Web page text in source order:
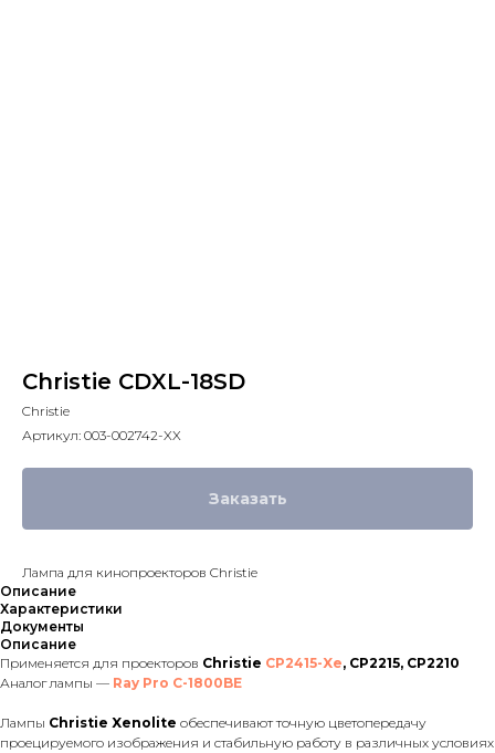
Christie CDXL-18SD
Christie
Артикул: 003-002742-XX
Заказать
Лампа для кинопроекторов Christie
Описание
Характеристики
Документы
Описание
Применяется для проекторов Christie CP2415-Xe, CP2215, CP2210
Аналог лампы — Ray Pro C-1800BE
Лампы Christie Xenolite обеспечивают точную цветопередачу
проецируемого изображения и стабильную работу в различных условиях